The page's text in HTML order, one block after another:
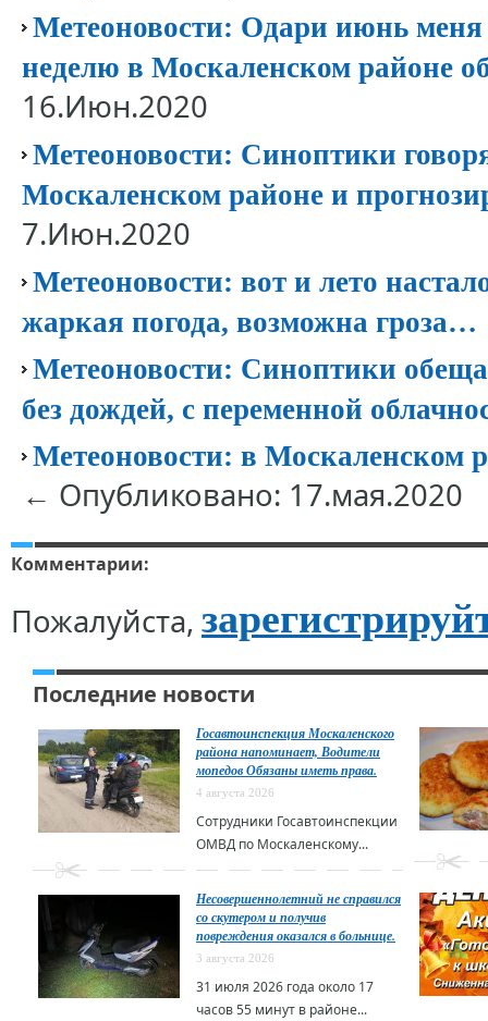
Метеоновости: Одари июнь меня
неделю в Москаленском районе
16.Июн.2020
Метеоновости: Синоптики
Москаленском районе и
7.Июн.2020
Метеоновости: вот и лето
жаркая погода, возможна гроза…
Метеоновости: Синоптики
без дождей, с переменной
Метеоновости: в Москаленском
← Опубликовано: 17.мая.2020
Комментарии:
Пожалуйста,
Последние новости
Госавтоинспекция Москаленского
района напоминает, Водители
мопедов Обязаны иметь права.
4 августа 2026
Сотрудники Госавтоинспекции
ОМВД по Москаленскому...
Несовершеннолетний не справился
со скутером и получив
повреждения оказался в больнице.
3 августа 2026
31 июля 2026 года около 17
часов 55 минут в районе...